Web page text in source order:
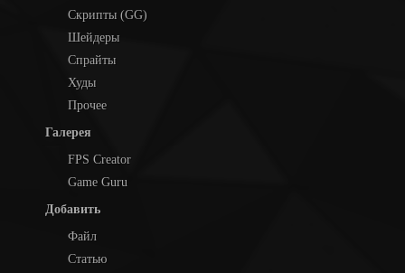
Скрипты (GG)
Шейдеры
Спрайты
Худы
Прочее
Галерея
FPS Creator
Game Guru
Добавить
Файл
Статью